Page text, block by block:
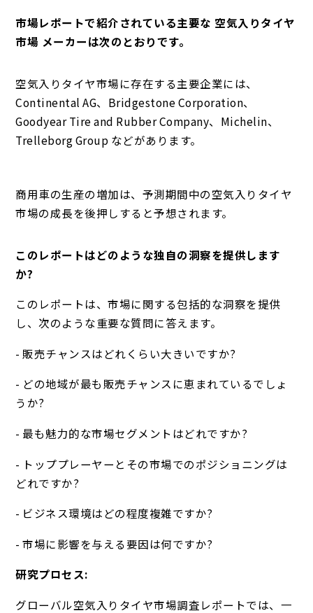
市場レポートで紹介されている主要な 空気入りタイヤ
市場 メーカーは次のとおりです。
空気入りタイヤ市場に存在する主要企業には、
Continental AG、Bridgestone Corporation、
Goodyear Tire and Rubber Company、Michelin、
Trelleborg Group などがあります。
商用車の生産の増加は、予測期間中の空気入りタイヤ
市場の成長を後押しすると予想されます。
このレポートはどのような独自の洞察を提供します
か?
このレポートは、市場に関する包括的な洞察を提供
し、次のような重要な質問に答えます。
- 販売チャンスはどれくらい大きいですか?
- どの地域が最も販売チャンスに恵まれているでしょ
うか?
- 最も魅力的な市場セグメントはどれですか?
- トッププレーヤーとその市場でのポジショニングは
どれですか?
- ビジネス環境はどの程度複雑ですか?
- 市場に影響を与える要因は何ですか?
研究プロセス:
グローバル空気入りタイヤ市場調査レポートでは、一